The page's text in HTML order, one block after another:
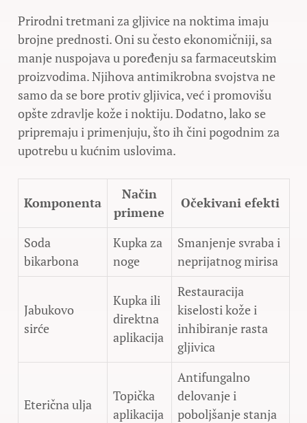
Prirodni tretmani za gljivice na noktima imaju
brojne prednosti. Oni su često ekonomičniji, sa
manje nuspojava u poređenju sa farmaceutskim
proizvodima. Njihova antimikrobna svojstva ne
samo da se bore protiv gljivica, već i promovišu
opšte zdravlje kože i noktiju. Dodatno, lako se
pripremaju i primenjuju, što ih čini pogodnim za
upotrebu u kućnim uslovima.
Komponenta
Način
primene
Očekivani efekti
Soda
bikarbona
Kupka za
noge
Smanjenje svraba i
neprijatnog mirisa
Jabukovo
sirće
Kupka ili
direktna
aplikacija
Restauracija
kiselosti kože i
inhibiranje rasta
gljivica
Eterična ulja
Topička
aplikacija
Antifungalno
delovanje i
poboljšanje stanja